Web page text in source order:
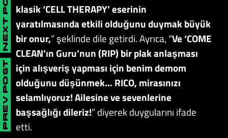
klasik ‘CELL THERAPY’ eserinin
yaratılmasında etkili olduğunu duymak büyük
bir onur,” şeklinde dile getirdi. Ayrıca, “Ve ‘COME
CLEAN’ın Guru’nun (RIP) bir plak anlaşması
için alışveriş yapması için benim demom
olduğunu düşünmek… RICO, mirasınızı
selamlıyoruz! Ailesine ve sevenlerine
başsağlığı dileriz!” diyerek duygularını ifade
etti.
PREV POST
NEXT POST